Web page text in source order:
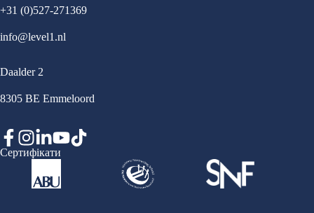
+31 (0)527-271369
info@level1.nl
Daalder 2
8305 BE Emmeloord
Сертифікати